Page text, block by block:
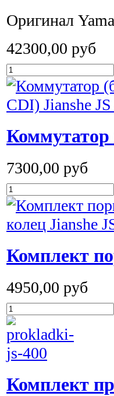
Оригинал
42300,00 руб
Коммутатор
7300,00 руб
Комплект
4950,00 руб
Комплект